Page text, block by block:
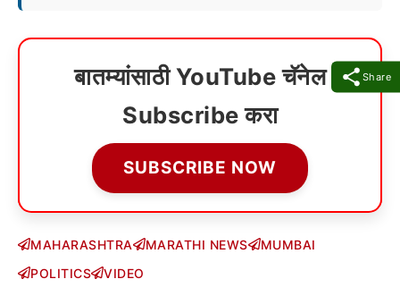
Share
बातम्यांसाठी YouTube चॅनेल
Subscribe करा
SUBSCRIBE NOW
MAHARASHTRA MARATHI NEWS
MUMBAI
POLITICS
VIDEO